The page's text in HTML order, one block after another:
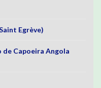
Egrève)
de Capoeira Angola